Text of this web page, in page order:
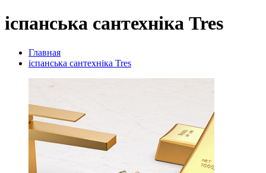
іспанська сантехніка Tres
Главная
іспанська сантехніка Tres